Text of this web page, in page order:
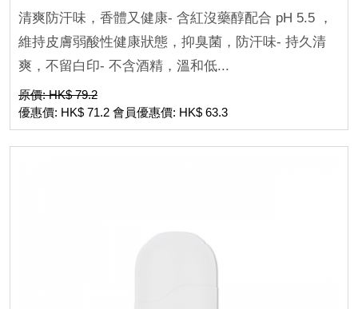
清爽防汗味，香體又健康- 含紅沒藥醇配合 pH 5.5 ，
維持皮膚弱酸性健康狀態，抑臭菌，防汗味- 持久清
爽，不留白印- 不含酒精，溫和低...
原價: HK$ 79.2
優惠價: HK$ 71.2 會員優惠價: HK$ 63.3